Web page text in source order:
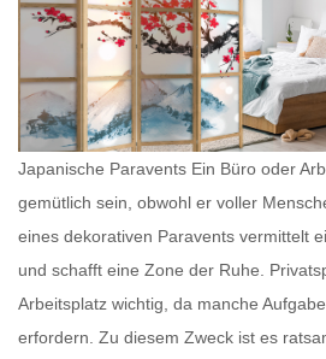
Japanische Paravents Ein Büro oder
gemütlich sein, obwohl er voller
eines dekorativen Paravents vermittelt
und schafft eine Zone der Ruhe.
Arbeitsplatz wichtig, da manche
erfordern. Zu diesem Zweck ist es